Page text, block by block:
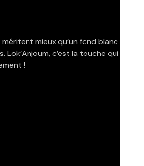
mieux qu’un fond blanc
c’est la touche qui
!